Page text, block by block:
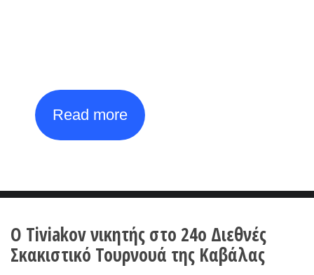
Read more
Ο Tiviakov νικητής στο 24ο Διεθνές
Σκακιστικό Τουρνουά της Καβάλας